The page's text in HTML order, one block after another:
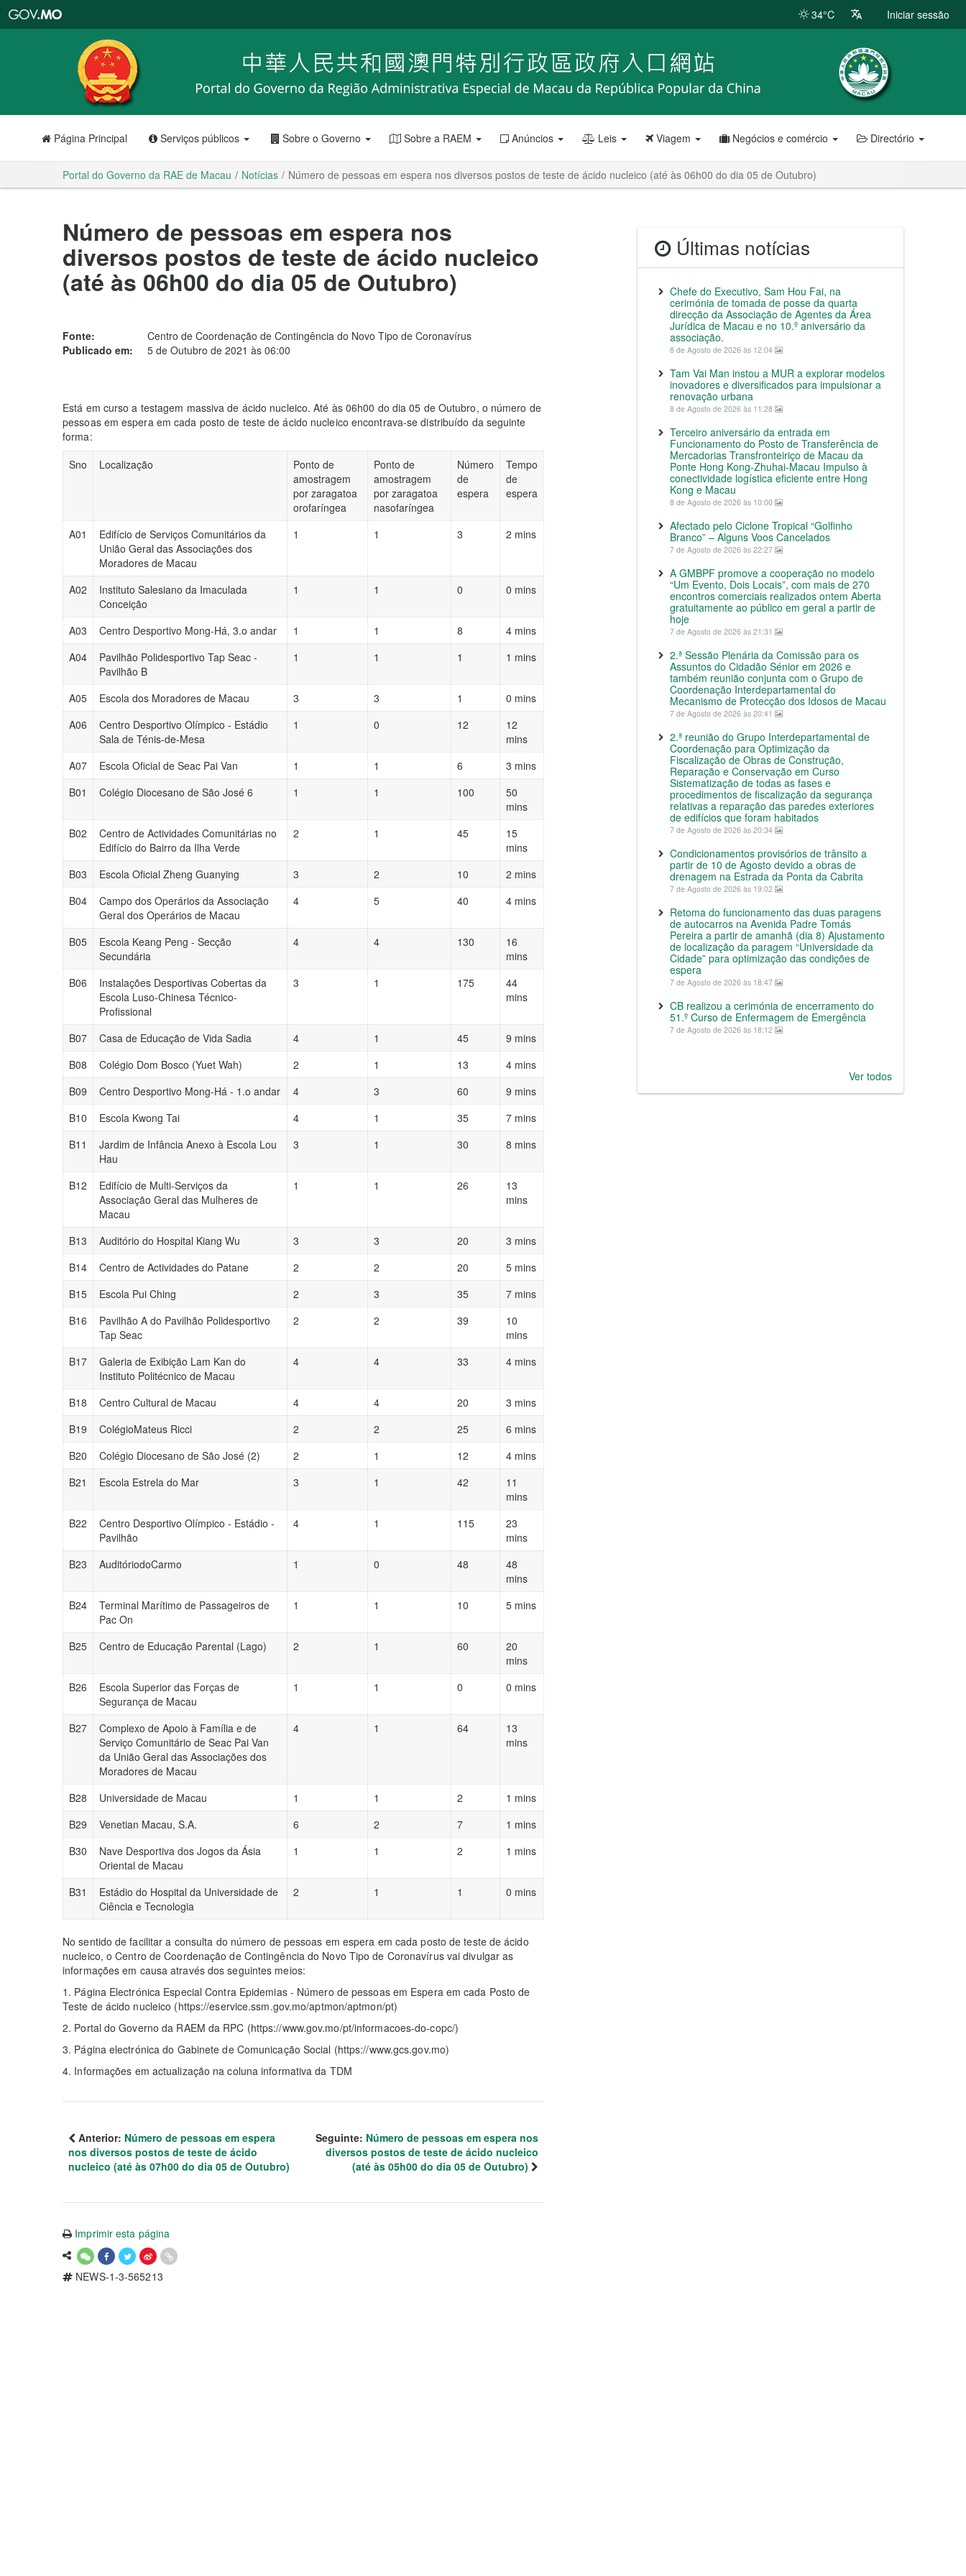
RAE
de
Macau
34°C Iniciar sessão
Página Principal Serviços públicos Sobre o Governo Sobre a RAEM Anúncios Leis Viagem Negócios e comércio Directório
Portal do Governo da RAE de Macau Notícias Número de pessoas em espera nos diversos postos de teste de ácido nucleico (até às 06h00 do dia 05 de Outubro)
Número de pessoas em espera nos
diversos postos de teste de ácido nucleico
(até às 06h00 do dia 05 de Outubro)
Fonte:
Centro de Coordenação de Contingência do Novo Tipo de Coronavírus
Publicado em:
5 de Outubro de 2021 às 06:00
Está em curso a testagem massiva de ácido nucleico. Até às 06h00 do dia 05 de Outubro, o número de
pessoas em espera em cada posto de teste de ácido nucleico encontrava-se distribuído da seguinte
forma:
Sno
Localização
Ponto de
amostragem
por zaragatoa
orofaríngea
Ponto de
amostragem
por zaragatoa
nasofaríngea
Número
de
espera
Tempo
de
espera
A01
Edifício de Serviços Comunitários da
União Geral das Associações dos
Moradores de Macau
1 1 3 2 mins
A02
Instituto Salesiano da Imaculada
Conceição
1 1 0 0 mins
A03 Centro Desportivo Mong-Há, 3.o andar 1 1 8
4 mins
A04
Pavilhão Polidesportivo Tap Seac -
Pavilhão B
1 1 1 1 mins
A05 Escola dos Moradores de Macau 3 3 1
0 mins
A06
Centro Desportivo Olímpico - Estádio
Sala de Ténis-de-Mesa
1 0 12
12
mins
A07
Escola Oficial de Seac Pai Van 1 1 6
3 mins
B01
Colégio Diocesano de São José 6 1 1 100
50
mins
B02
Centro de Actividades Comunitárias no
Edifício do Bairro da Ilha Verde
2 1 45
15
mins
B03
Escola Oficial Zheng Guanying 3 2 10
2 mins
B04
Campo dos Operários da Associação
Geral dos Operários de Macau
4 5 40 4 mins
B05
Escola Keang Peng - Secção
Secundária
4 4 130
16
mins
B06
Instalações Desportivas Cobertas da
Escola Luso-Chinesa Técnico-
Profissional
3 1 175
44
mins
B07 Casa de Educação de Vida Sadia 4 1 45
9 mins
B08
Colégio Dom Bosco (Yuet Wah) 2 1 13
4 mins
B09
Centro Desportivo Mong-Há - 1.o andar 4 3 60
9 mins
B10
Escola Kwong Tai 4 1 35
7 mins
B11
Jardim de Infância Anexo à Escola Lou
Hau
3 1 30 8 mins
B12
Edifício de Multi-Serviços da
Associação Geral das Mulheres de
Macau
1 1 26
13
mins
B13 Auditório do Hospital Kiang Wu 3 3 20
3 mins
B14
Centro de Actividades do Patane 2 2 20
5 mins
B15
Escola Pui Ching 2 3 35
7 mins
B16
Pavilhão A do Pavilhão Polidesportivo
Tap Seac
2 2 39
10
mins
B17
Galeria de Exibição Lam Kan do
Instituto Politécnico de Macau
4 4 33 4 mins
B18 Centro Cultural de Macau 4 4 20
3 mins
B19
ColégioMateus Ricci 2 2 25
6 mins
B20
Colégio Diocesano de São José (2) 2 1 12
4 mins
B21
Escola Estrela do Mar 3 1 42
11
mins
B22
Centro Desportivo Olímpico - Estádio -
Pavilhão
4 1 115
23
mins
B23
AuditóriodoCarmo 1 0 48
48
mins
B24
Terminal Marítimo de Passageiros de
Pac On
1 1 10 5 mins
B25 Centro de Educação Parental (Lago) 2 1 60
20
mins
B26
Escola Superior das Forças de
Segurança de Macau
1 1 0 0 mins
B27
Complexo de Apoio à Família e de
Serviço Comunitário de Seac Pai Van
da União Geral das Associações dos
Moradores de Macau
4 1 64
13
mins
B28 Universidade de Macau 1 1 2
1 mins
B29
Venetian Macau, S.A. 6 2 7
1 mins
B30
Nave Desportiva dos Jogos da Ásia
Oriental de Macau
1 1 2 1 mins
B31
Estádio do Hospital da Universidade de
Ciência e Tecnologia
2 1 1 0 mins
No sentido de facilitar a consulta do número de pessoas em espera em cada posto de teste de ácido
nucleico, o Centro de Coordenação de Contingência do Novo Tipo de Coronavírus vai divulgar as
informações em causa através dos seguintes meios:
1. Página Electrónica Especial Contra Epidemias - Número de pessoas em Espera em cada Posto de
Teste de ácido nucleico (https://eservice.ssm.gov.mo/aptmon/aptmon/pt)
2. Portal do Governo da RAEM da RPC (https://www.gov.mo/pt/informacoes-do-copc/)
3. Página electrónica do Gabinete de Comunicação Social (https://www.gcs.gov.mo)
4. Informações em actualização na coluna informativa da TDM
Anterior: Número de pessoas em espera
nos diversos postos de teste de ácido
nucleico (até às 07h00 do dia 05 de Outubro)
Seguinte: Número de pessoas em espera nos
diversos postos de teste de ácido nucleico
(até às 05h00 do dia 05 de Outubro)
Imprimir esta página
NEWS-1-3-565213
Últimas notícias
Chefe do Executivo, Sam Hou Fai, na
cerimónia de tomada de posse da quarta
direcção da Associação de Agentes da Área
Jurídica de Macau e no 10.º aniversário da
associação.
8 de Agosto de 2026 às 12:04
Tam Vai Man instou a MUR a explorar modelos
inovadores e diversificados para impulsionar a
renovação urbana
8 de Agosto de 2026 às 11:28
Terceiro aniversário da entrada em
Funcionamento do Posto de Transferência de
Mercadorias Transfronteiriço de Macau da
Ponte Hong Kong-Zhuhai-Macau Impulso à
conectividade logística eficiente entre Hong
Kong e Macau
8 de Agosto de 2026 às 10:00
Afectado pelo Ciclone Tropical “Golfinho
Branco” – Alguns Voos Cancelados
7 de Agosto de 2026 às 22:27
A GMBPF promove a cooperação no modelo
“Um Evento, Dois Locais”, com mais de 270
encontros comerciais realizados ontem Aberta
gratuitamente ao público em geral a partir de
hoje
7 de Agosto de 2026 às 21:31
2.ª Sessão Plenária da Comissão para os
Assuntos do Cidadão Sénior em 2026 e
também reunião conjunta com o Grupo de
Coordenação Interdepartamental do
Mecanismo de Protecção dos Idosos de Macau
7 de Agosto de 2026 às 20:41
2.ª reunião do Grupo Interdepartamental de
Coordenação para Optimização da
Fiscalização de Obras de Construção,
Reparação e Conservação em Curso
Sistematização de todas as fases e
procedimentos de fiscalização da segurança
relativas a reparação das paredes exteriores
de edifícios que foram habitados
7 de Agosto de 2026 às 20:34
Condicionamentos provisórios de trânsito a
partir de 10 de Agosto devido a obras de
drenagem na Estrada da Ponta da Cabrita
7 de Agosto de 2026 às 19:02
Retoma do funcionamento das duas paragens
de autocarros na Avenida Padre Tomás
Pereira a partir de amanhã (dia 8) Ajustamento
de localização da paragem “Universidade da
Cidade” para optimização das condições de
espera
7 de Agosto de 2026 às 18:47
CB realizou a cerimónia de encerramento do
51.º Curso de Enfermagem de Emergência
7 de Agosto de 2026 às 18:12
Ver todos